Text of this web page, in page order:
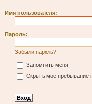
Имя пользователя:
Пароль:
Забыли пароль?
Запомнить меня
Скрыть моё пребывание